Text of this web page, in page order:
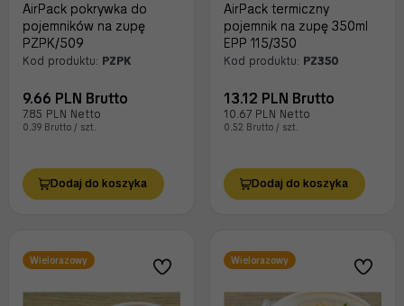
AirPack pokrywka do
pojemników na zupę
PZPK/509
Kod produktu: PZPK
9.66 PLN Brutto
7.85 PLN Netto
0.39 Brutto / szt.
Dodaj do koszyka
AirPack termiczny
pojemnik na zupę 350ml
EPP 115/350
Kod produktu: PZ350
13.12 PLN Brutto
10.67 PLN Netto
0.52 Brutto / szt.
Dodaj do koszyka
Wielorazowy Wielorazowy